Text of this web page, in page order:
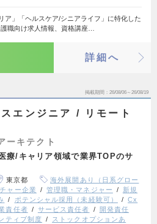
ア」「ヘルスケア/シニアライフ」に特化した
職向け求人情報、資格講座…
詳細へ
掲載期間 26/08/06～26/08/19
エンジニア / リモート
ーキテクト
/キャリア領域で業界TOPのサ
東京都
海外展開あり（日系グロー
ャー企業 管理職・マネジャー
新規
ポテンシャル採用（未経験可）
Cx
責任者 サービス責任者
開発責任
ティブ制度
ストックオプションあ